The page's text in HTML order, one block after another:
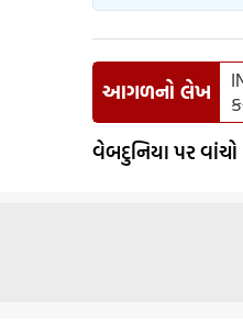
આગળનો લેખ
વેબદુનિયા પર વાંચો